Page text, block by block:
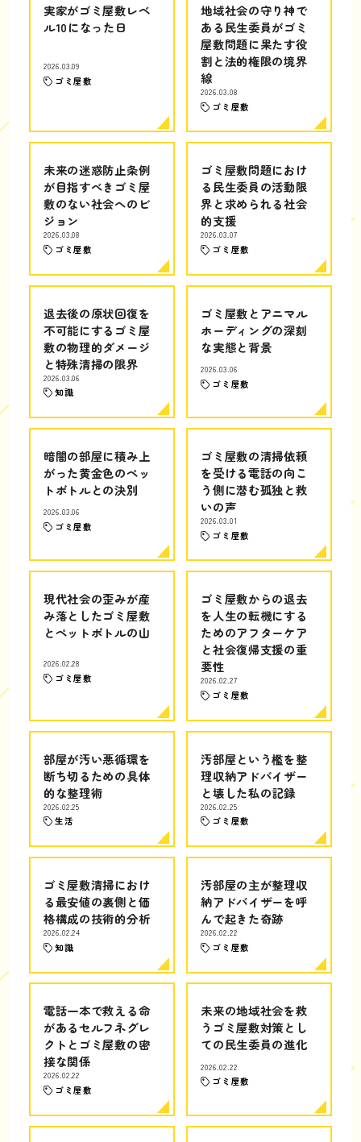
実家がゴミ屋敷レベ
ル10になった日
2026.03.09
ゴミ屋敷
地域社会の守り神で
ある民生委員がゴミ
屋敷問題に果たす役
割と法的権限の境界
線
2026.03.08
ゴミ屋敷
未来の迷惑防止条例
が目指すべきゴミ屋
敷のない社会へのビ
ジョン
2026.03.08
ゴミ屋敷
ゴミ屋敷問題におけ
る民生委員の活動限
界と求められる社会
的支援
2026.03.07
ゴミ屋敷
退去後の原状回復を
不可能にするゴミ屋
敷の物理的ダメージ
と特殊清掃の限界
2026.03.06
知識
ゴミ屋敷とアニマル
ホーディングの深刻
な実態と背景
2026.03.06
ゴミ屋敷
暗闇の部屋に積み上
がった黄金色のペッ
トボトルとの決別
2026.03.06
ゴミ屋敷
ゴミ屋敷の清掃依頼
を受ける電話の向こ
う側に潜む孤独と救
いの声
2026.03.01
ゴミ屋敷
現代社会の歪みが産
み落としたゴミ屋敷
とペットボトルの山
2026.02.28
ゴミ屋敷
ゴミ屋敷からの退去
を人生の転機にする
ためのアフターケア
と社会復帰支援の重
要性
2026.02.27
ゴミ屋敷
部屋が汚い悪循環を
断ち切るための具体
的な整理術
2026.02.25
生活
汚部屋という檻を整
理収納アドバイザー
と壊した私の記録
2026.02.25
ゴミ屋敷
ゴミ屋敷清掃におけ
る最安値の裏側と価
格構成の技術的分析
2026.02.24
知識
汚部屋の主が整理収
納アドバイザーを呼
んで起きた奇跡
2026.02.22
ゴミ屋敷
電話一本で救える命
があるセルフネグレ
クトとゴミ屋敷の密
接な関係
2026.02.22
ゴミ屋敷
未来の地域社会を救
うゴミ屋敷対策とし
ての民生委員の進化
2026.02.22
ゴミ屋敷